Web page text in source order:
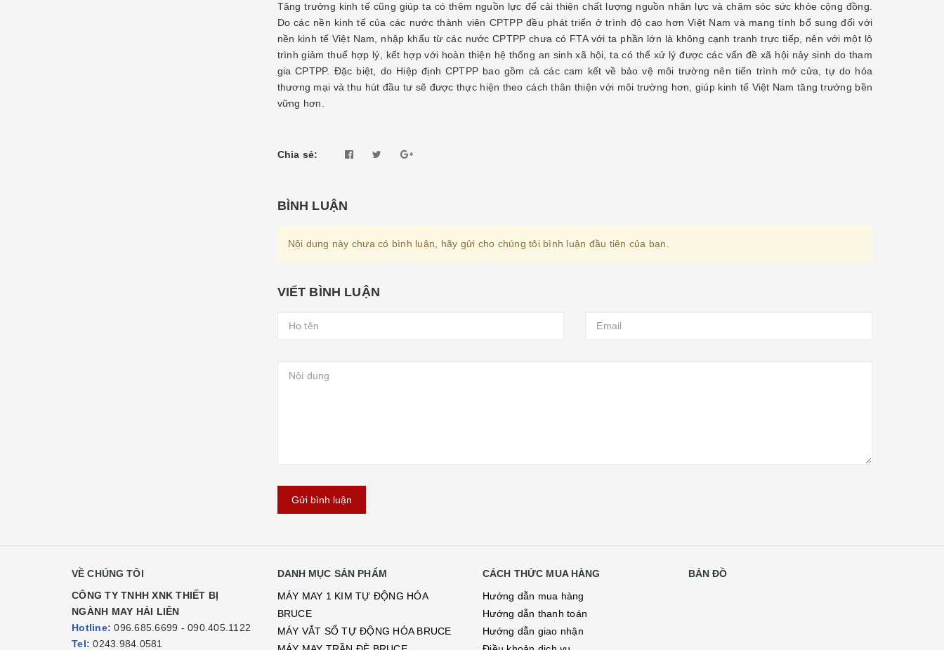
Tăng trưởng kinh tế cũng giúp ta có thêm nguồn lực để cải thiện chất lượng nguồn nhân lực và chăm sóc sức khỏe cộng đồng.
Do các nền kinh tế của các nước thành viên CPTPP đều phát triển ở trình độ cao hơn Việt Nam và mang tính bổ sung đối với
nền kinh tế Việt Nam, nhập khẩu từ các nước CPTPP chưa có FTA với ta phần lớn là không cạnh tranh trực tiếp, nên với một lộ
trình giảm thuế hợp lý, kết hợp với hoàn thiện hệ thống an sinh xã hội, ta có thể xử lý được các vấn đề xã hội nảy sinh do tham
gia CPTPP. Đặc biệt, do Hiệp định CPTPP bao gồm cả các cam kết về bảo vệ môi trường nên tiến trình mở cửa, tự do hóa
thương mại và thu hút đầu tư sẽ được thực hiện theo cách thân thiện với môi trường hơn, giúp kinh tế Việt Nam tăng trưởng bền
vững hơn.
Chia sẻ:
BÌNH LUẬN
Nội dung này chưa có bình luận, hãy gửi cho chúng tôi bình luận đầu tiên của bạn.
VIẾT BÌNH LUẬN
Gửi bình luận
VỀ CHÚNG TÔI
CÔNG TY TNHH XNK THIẾT BỊ
NGÀNH MAY HẢI LIÊN
Hotline: 096.685.6699 - 090.405.1122
Tel: 0243.984.0581
DANH MỤC SẢN PHẨM
MÁY MAY 1 KIM TỰ ĐỘNG HÓA
BRUCE
MÁY VẮT SỔ TỰ ĐỘNG HÓA BRUCE
CÁCH THỨC MUA HÀNG
Hướng dẫn mua hàng
Hướng dẫn thanh toán
Hướng dẫn giao nhận
BẢN ĐỒ